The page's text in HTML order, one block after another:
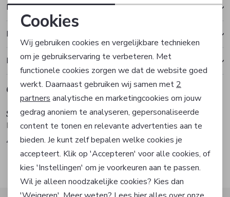
Betalen
Bezorgen of ophalen
Ruilen en retourneren
Gerelateerde producten
Scotland Blue
Polo
47,97 79,95
Scotland Blue
Polo
47,97 79,95
Personalisatie cookies
Analytische cookies
Marketing cookies
Cookies
Wij gebruiken cookies en vergelijkbare technieken
om je gebruikservaring te verbeteren. Met
functionele cookies zorgen we dat de website goed
werkt. Daarnaast gebruiken wij samen met 2
partners analytische en marketingcookies om jouw
gedrag anoniem te analyseren, gepersonaliseerde
content te tonen en relevante advertenties aan te
bieden. Je kunt zelf bepalen welke cookies je
accepteert. Klik op 'Accepteren' voor alle cookies, of
kies 'Instellingen' om je voorkeuren aan te passen.
Wil je alleen noodzakelijke cookies? Kies dan